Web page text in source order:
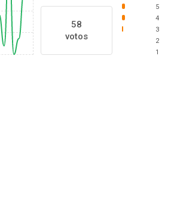
58
votos
5
4
3
2
1